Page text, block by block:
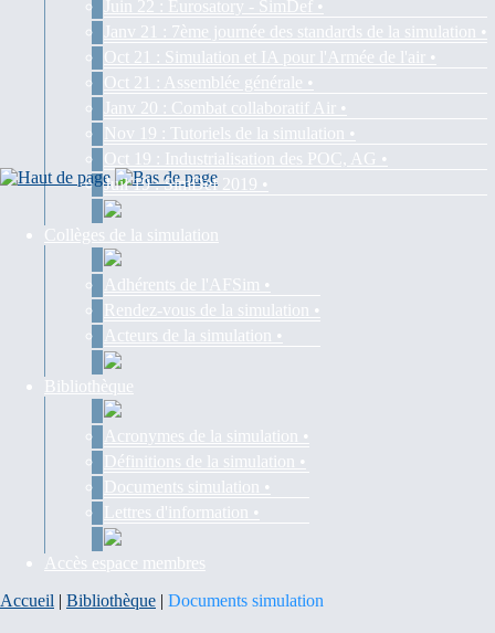
Juin 22 : Eurosatory - SimDef •
Janv 21 : 7ème journée des standards de la simulation •
Oct 21 : Simulation et IA pour l'Armée de l'air •
Oct 21 : Assemblée générale •
Janv 20 : Combat collaboratif Air •
Nov 19 : Tutoriels de la simulation •
Oct 19 : Industrialisation des POC, AG •
Juil 19 : SimDef 2019 •
Collèges de la simulation
Adhérents de l'AFSim •
Rendez-vous de la simulation •
Acteurs de la simulation •
Bibliothèque
Acronymes de la simulation •
Définitions de la simulation •
Documents simulation •
Lettres d'information •
Accès espace membres
Accueil | Bibliothèque | Documents simulation